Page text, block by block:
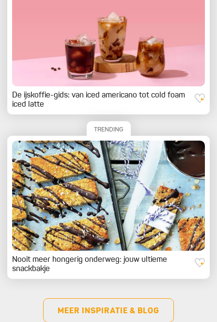
De ijskoffie-gids: van iced americano tot cold foam
iced latte
TRENDING
Nooit meer hongerig onderweg: jouw ultieme
snackbakje
MEER INSPIRATIE & BLOG